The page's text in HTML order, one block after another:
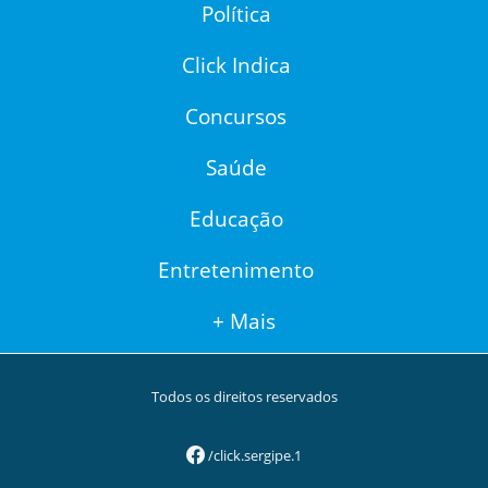
Política
Click Indica
Concursos
Saúde
Educação
Entretenimento
+ Mais
Todos os direitos reservados
/click.sergipe.1